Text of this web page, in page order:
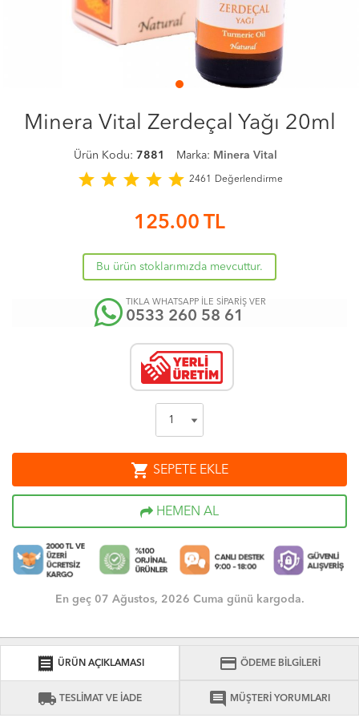
Minera Vital Zerdeçal Yağı 20ml
Ürün Kodu: 7881 Marka: Minera Vital
star star star star star 2461 Değerlendirme
125.00 TL
Bu ürün stoklarımızda mevcuttur.
TIKLA WHATSAPP İLE SİPARİŞ VER
0533 260 58 61
shopping_cart SEPETE EKLE
HEMEN AL
En geç 07 Ağustos, 2026 Cuma günü kargoda.
receipt ÜRÜN AÇIKLAMASI credit_card ÖDEME BİLGİLERİ
local_shipping TESLİMAT VE İADE comment MÜŞTERİ YORUMLARI